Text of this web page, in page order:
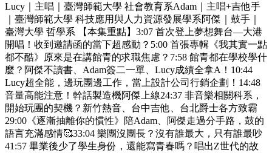
Lucy｜主唱｜臺灣師範大學 社會教育系Adam｜主唱+吉他手
｜臺灣師範大學 科技應用與人力資源發展學系阿傑｜鼓手｜
臺灣大學 哲學系 【本集重點】3:07 首次登上夢想舞台—大港
開唱！收到邀請函的當下超感動？5:00 首張專輯《我其實一點
都不酷》原來是在講館青的求職焦慮？7:58 館青都在學校學什
麼？阿傑不讀書、Adam簽二一單、Lucy成績全拿A！10:44
Lucy超全能，邊玩團邊工作，當上設計公司行銷企劃！14:48
音量高能注意！幹話製造機阿傑上線24:37 非音樂相關科系，
開始玩團的契機？新竹熱音、台中吉他、台北爵士各方致霸
29:00《逐漸抽離你的慣性》陪Adam、阿傑走過分手路，鼓的
語言充滿感情🥰33:04 樂團沒團長？沒有誰最大，只有誰最吵
41:57 畢業後少了學生身份，還能寫青春嗎？唱出Z世代的故